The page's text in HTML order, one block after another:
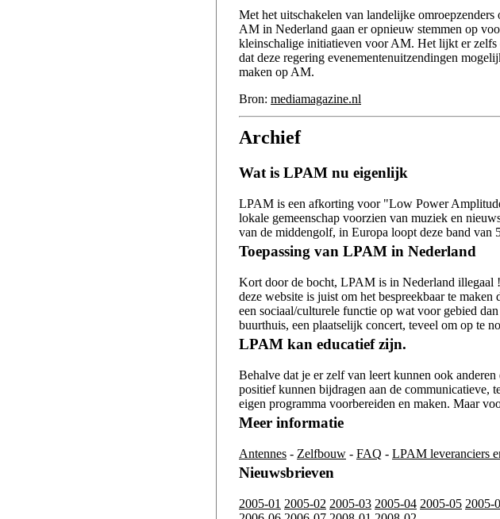
Met het uitschakelen van landelijke omroepzenders
AM in Nederland gaan er opnieuw stemmen op
kleinschalige initiatieven voor AM. Het lijkt er zelfs
dat deze regering evenementenuitzendingen
maken op AM.
Bron: mediamagazine.nl
Archief
Wat is LPAM nu eigenlijk
LPAM is een afkorting voor "Low Power
lokale gemeenschap voorzien van muziek en
van de middengolf, in Europa loopt deze band van
Toepassing van LPAM in Nederland
Kort door de bocht, LPAM is in Nederland illegaal
deze website is juist om het bespreekbaar te
een sociaal/culturele functie op wat voor gebied
buurthuis, een plaatselijk concert, teveel om op te
LPAM kan educatief zijn.
Behalve dat je er zelf van leert kunnen ook
positief kunnen bijdragen aan de communicatieve,
eigen programma voorbereiden en maken. Maar
Meer informatie
Antennes - Zelfbouw - FAQ - LPAM leveranciers
Nieuwsbrieven
2005-01 2005-02 2005-03 2005-04 2005-05 2005-